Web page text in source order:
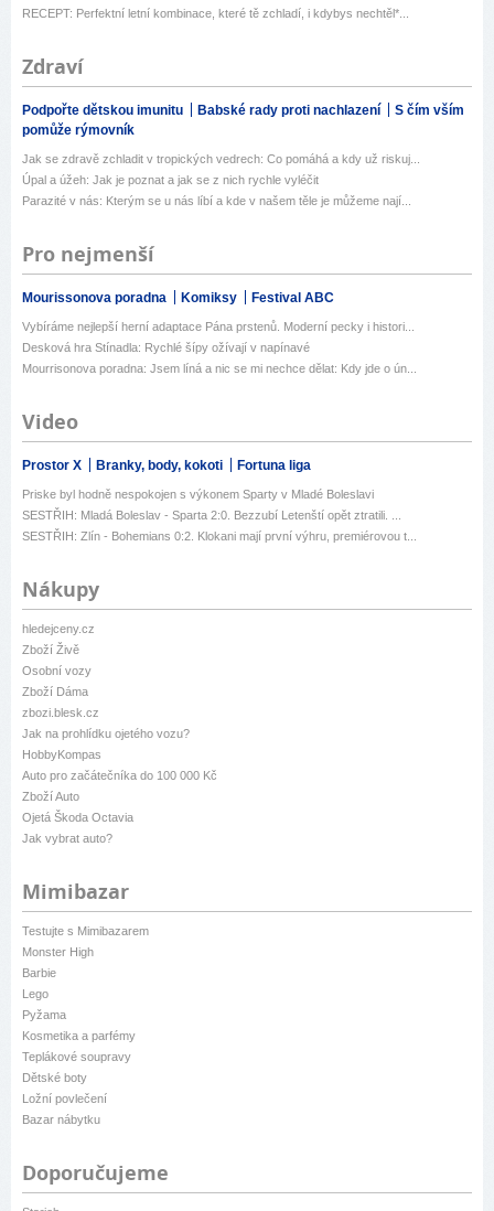
RECEPT: Perfektní letní kombinace, které tě zchladí, i kdybys nechtěl*...
Zdraví
Podpořte dětskou imunitu Babské rady proti nachlazení
S čím vším
pomůže rýmovník
Jak se zdravě zchladit v tropických vedrech: Co pomáhá a kdy už riskuj...
Úpal a úžeh: Jak je poznat a jak se z nich rychle vyléčit
Parazité v nás: Kterým se u nás líbí a kde v našem těle je můžeme nají...
Pro nejmenší
Mourissonova poradna Komiksy Festival ABC
Vybíráme nejlepší herní adaptace Pána prstenů. Moderní pecky i histori...
Desková hra Stínadla: Rychlé šípy ožívají v napínavé
Mourrisonova poradna: Jsem líná a nic se mi nechce dělat: Kdy jde o ún...
Video
Prostor X Branky, body, kokoti Fortuna liga
Priske byl hodně nespokojen s výkonem Sparty v Mladé Boleslavi
SESTŘIH: Mladá Boleslav - Sparta 2:0. Bezzubí Letenští opět ztratili. ...
SESTŘIH: Zlín - Bohemians 0:2. Klokani mají první výhru, premiérovou t...
Nákupy
hledejceny.cz
Zboží Živě
Osobní vozy
Zboží Dáma
zbozi.blesk.cz
Jak na prohlídku ojetého vozu?
HobbyKompas
Auto pro začátečníka do 100 000 Kč
Zboží Auto
Ojetá Škoda Octavia
Jak vybrat auto?
Mimibazar
Testujte s Mimibazarem
Monster High
Barbie
Lego
Pyžama
Kosmetika a parfémy
Teplákové soupravy
Dětské boty
Ložní povlečení
Bazar nábytku
Doporučujeme